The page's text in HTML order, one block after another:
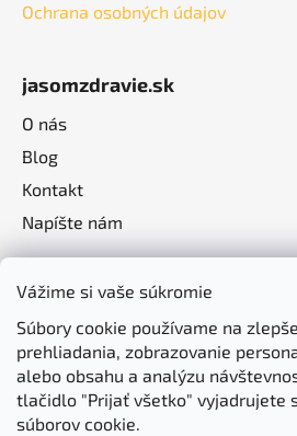
Vážime si vaše súkromie
Súbory cookie používame na
prehliadania, zobrazovanie
alebo obsahu a analýzu
tlačidlo "Prijať všetko" vyjadrujete
súborov cookie.
Ochrana osobných údajov
jasomzdravie.sk
O nás
Blog
Kontakt
Napíšte nám